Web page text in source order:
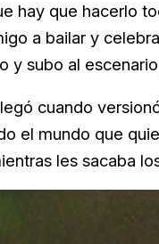
hay que hacerlo
a bailar y
y subo al
cuando
el mundo que
les sacaba